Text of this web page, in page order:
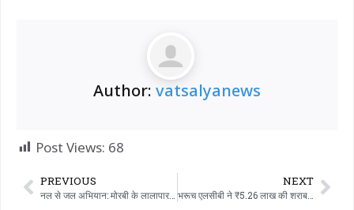
Author: vatsalyanews
Post Views: 68
PREVIOUS
नल से जल अभियान: मोरबी के लालापार गांव ने एकत्र किये रु. 31.85 लाख की लागत से नवनिर्मित योजना का जल अर्पण समारोह हुआ
NEXT
भरूच एलसीबी ने ₹5.26 लाख की शराब जब्त की: बूटलेगर को शुक्लतीर्थ गांव से पकड़ा गया, एक वांछित था